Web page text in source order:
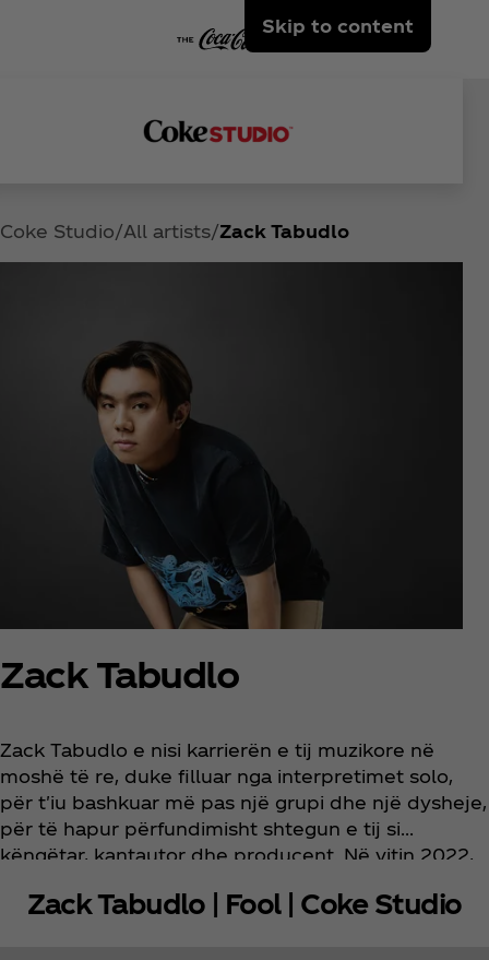
Skip to content
Coke Studio All artists Zack Tabudlo
Zack Tabudlo
Zack Tabudlo e nisi karrierën e tij muzikore në
moshë të re, duke filluar nga interpretimet solo,
për t'iu bashkuar më pas një grupi dhe një dysheje,
për të hapur përfundimisht shtegun e tij si
këngëtar, kantautor dhe producent. Në vitin 2022,
transmetuar në Filipine, krahas Taylor Swift dhe
Zack Tabudlo | Fool | Coke Studio